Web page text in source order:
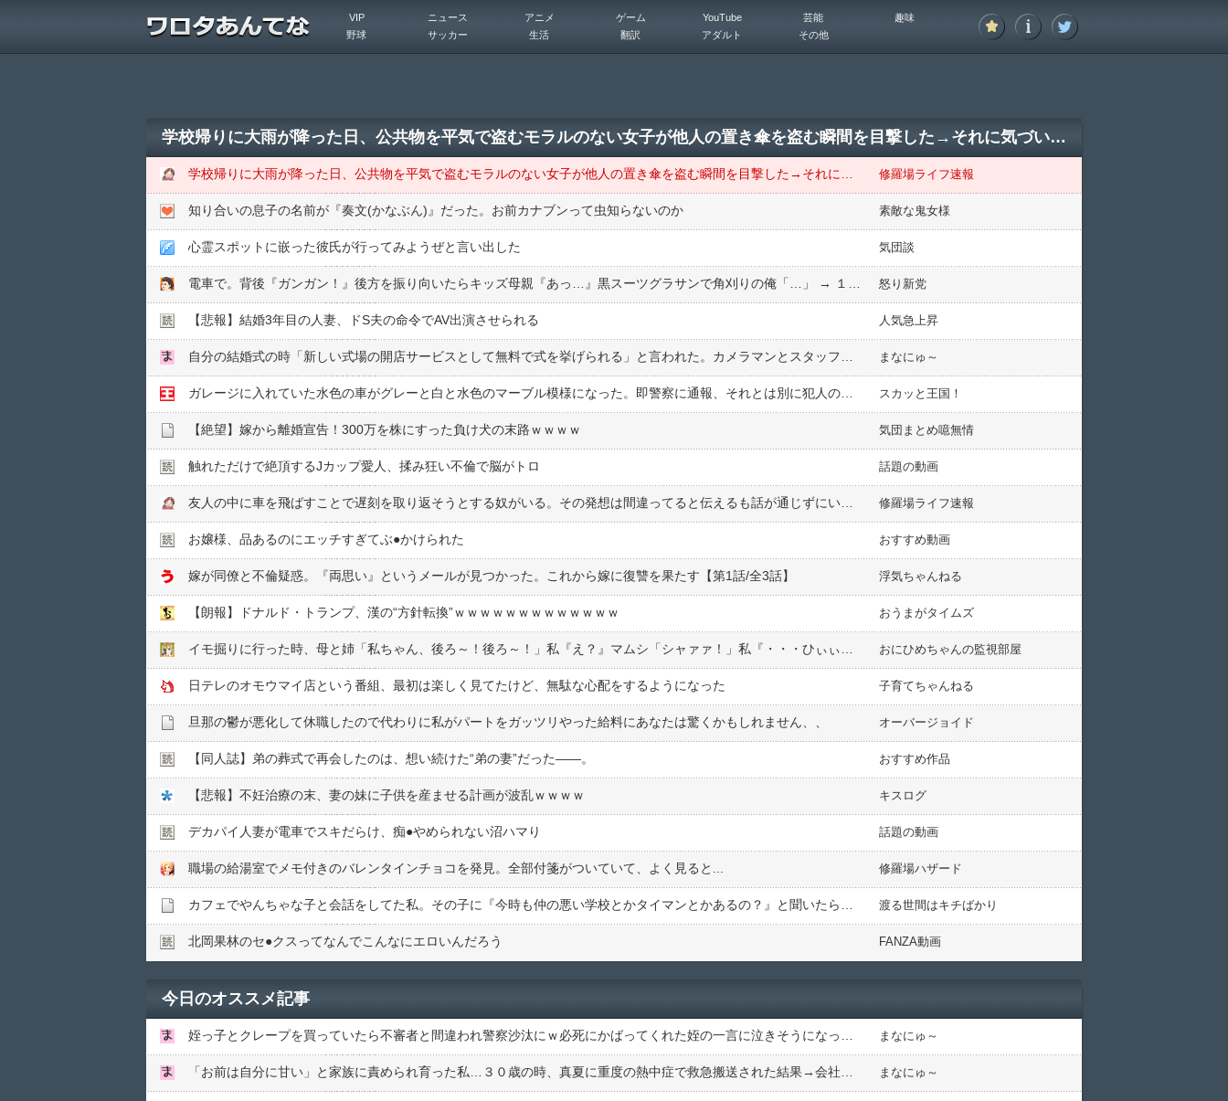
VIP ニュース アニメ ゲーム YouTube 芸能
趣味
野球
サッカー 生活 翻訳 アダルト その他
学校帰りに大雨が降った日、公共物を平気で盗むモラルのない女子が他人の置き傘を盗む瞬間を目撃した→それに気づいた持ち主がその女子に声をかけたところ…
修羅場ライフ速報
知り合いの息子の名前が『奏文(かなぶん)』だった。お前カナブンって虫知らないのか 素敵な鬼女様
心霊スポットに嵌った彼氏が行ってみようぜと言い出した 気団談
怒り新党
【悲報】結婚3年目の人妻、ドS夫の命令でAV出演させられる 人気急上昇
まなにゅ～
スカッと王国！
【絶望】嫁から離婚宣告！300万を株にすった負け犬の末路ｗｗｗｗ 気団まとめ噫無情
触れただけで絶頂するJカップ愛人、揉み狂い不倫で脳がトロ 話題の動画
修羅場ライフ速報
お嬢様、品あるのにエッチすぎてぶ●︎かけられた おすすめ動画
嫁が同僚と不倫疑惑。『両思い』というメールが見つかった。これから嫁に復讐を果たす【第1話/全3話】 浮気ちゃんねる
【朗報】ドナルド・トランプ、漢の“方針転換”ｗｗｗｗｗｗｗｗｗｗｗｗｗ おうまがタイムズ
おにひめちゃんの監視部屋
日テレのオモウマイ店という番組、最初は楽しく見てたけど、無駄な心配をするようになった 子育てちゃんねる
旦那の鬱が悪化して休職したので代わりに私がパートをガッツリやった給料にあなたは驚くかもしれません、、 オーバージョイド
【同人誌】弟の葬式で再会したのは、想い続けた“弟の妻”だった――。 おすすめ作品
【悲報】不妊治療の末、妻の妹に子供を産ませる計画が波乱ｗｗｗｗ キスログ
デカパイ人妻が電車でスキだらけ、痴●︎やめられない沼ハマり 話題の動画
職場の給湯室でメモ付きのバレンタインチョコを発見。全部付箋がついていて、よく見ると... 修羅場ハザード
渡る世間はキチばかり
北岡果林のセ●︎クスってなんでこんなにエロいんだろう FANZA動画
今日のオススメ記事
まなにゅ～
まなにゅ～